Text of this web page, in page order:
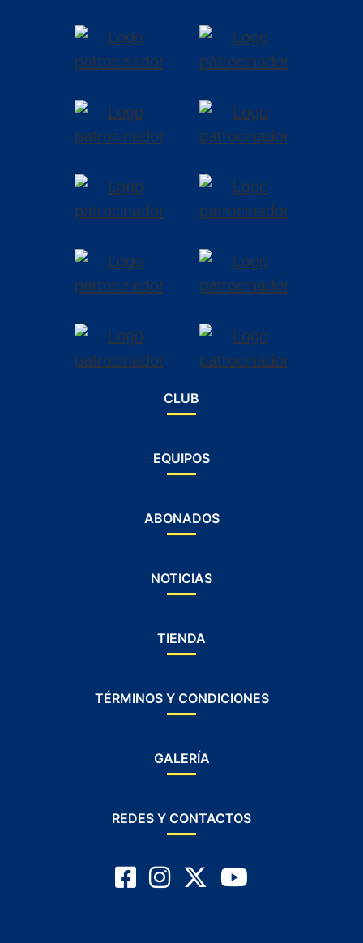
CLUB
EQUIPOS
ABONADOS
NOTICIAS
TIENDA
TÉRMINOS Y CONDICIONES
GALERÍA
REDES Y CONTACTOS